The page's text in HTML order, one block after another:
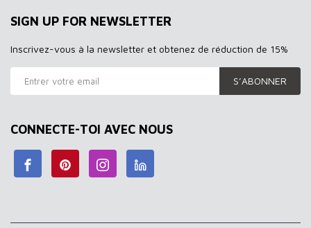
SIGN UP FOR NEWSLETTER
Inscrivez-vous à la newsletter et obtenez de réduction de 15%
S’ABONNER
CONNECTE-TOI AVEC NOUS